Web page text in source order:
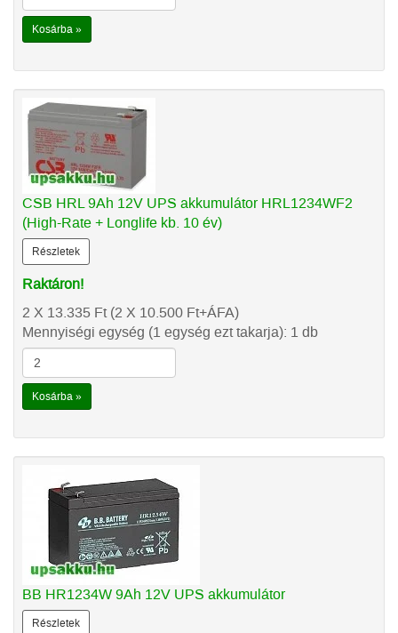
Kosárba »
CSB HRL 9Ah 12V UPS akkumulátor HRL1234WF2
(High-Rate + Longlife kb. 10 év)
Részletek
Raktáron!
2 X 13.335 Ft(2 X 10.500 Ft+ÁFA)
Mennyiségi egység (1 egység ezt takarja): 1 db
Kosárba »
BB HR1234W 9Ah 12V UPS akkumulátor
Részletek